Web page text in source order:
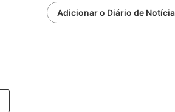
Adicionar o Diário de